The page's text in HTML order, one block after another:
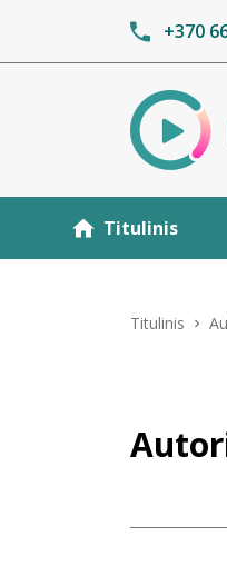
+370
Titulinis
Titulinis